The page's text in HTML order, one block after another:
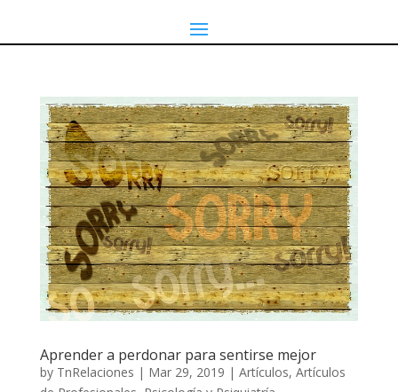
Aprender a perdonar para sentirse mejor
by TnRelaciones | Mar 29, 2019 | Artículos, Artículos